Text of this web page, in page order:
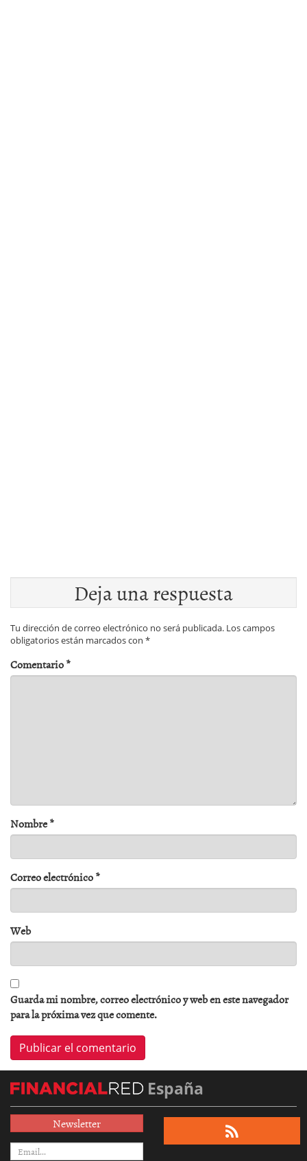
Deja una respuesta
Tu dirección de correo electrónico no será publicada. Los campos
obligatorios están marcados con *
Comentario*
Nombre*
Correo electrónico*
Web
Guarda mi nombre, correo electrónico y web en este navegador
para la próxima vez que comente.
España
Newsletter